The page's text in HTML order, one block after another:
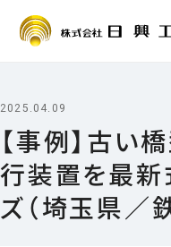
ISO認証・許認可
拠点一覧・アクセス
サービス案内
定期自主検査・性能検
2025.04.09
【事例】古い
行装置を最新
ズ（埼玉県／